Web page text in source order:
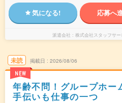
気になる! 応募へ
派遣会社 株式会社スタッフサ
未読
NEW
掲載日 2026/08/06
年齢不問！グループホー
手伝いも仕事の一つ